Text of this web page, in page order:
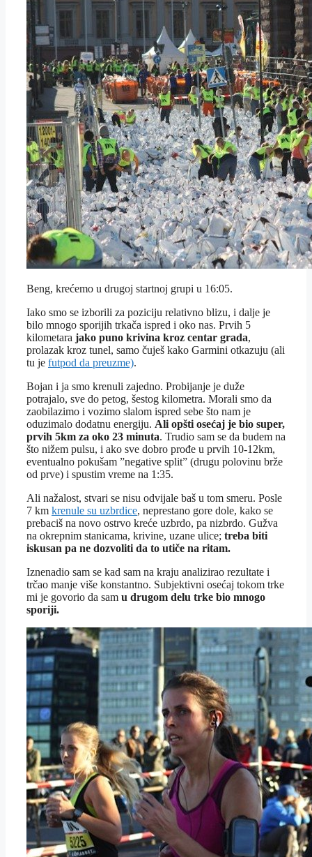
Beng, krećemo u drugoj startnoj grupi u 16:05.
Iako smo se izborili za poziciju relativno blizu, i dalje je
bilo mnogo sporijih trkača ispred i oko nas. Prvih 5
kilometara jako puno krivina kroz centar grada,
prolazak kroz tunel, samo čuješ kako Garmini otkazuju (ali
tu je futpod da preuzme).
Bojan i ja smo krenuli zajedno. Probijanje je duže
potrajalo, sve do petog, šestog kilometra. Morali smo da
zaobilazimo i vozimo slalom ispred sebe što nam je
oduzimalo dodatnu energiju. Ali opšti osećaj je bio super,
prvih 5km za oko 23 minuta. Trudio sam se da budem na
što nižem pulsu, i ako sve dobro prođe u prvih 10-12km,
eventualno pokušam ”negative split” (drugu polovinu brže
od prve) i spustim vreme na 1:35.
Ali nažalost, stvari se nisu odvijale baš u tom smeru. Posle
7 km krenule su uzbrdice, neprestano gore dole, kako se
prebaciš na novo ostrvo kreće uzbrdo, pa nizbrdo. Gužva
na okrepnim stanicama, krivine, uzane ulice; treba biti
iskusan pa ne dozvoliti da to utiče na ritam.
Iznenadio sam se kad sam na kraju analizirao rezultate i
trčao manje više konstantno. Subjektivni osećaj tokom trke
mi je govorio da sam u drugom delu trke bio mnogo
sporiji.